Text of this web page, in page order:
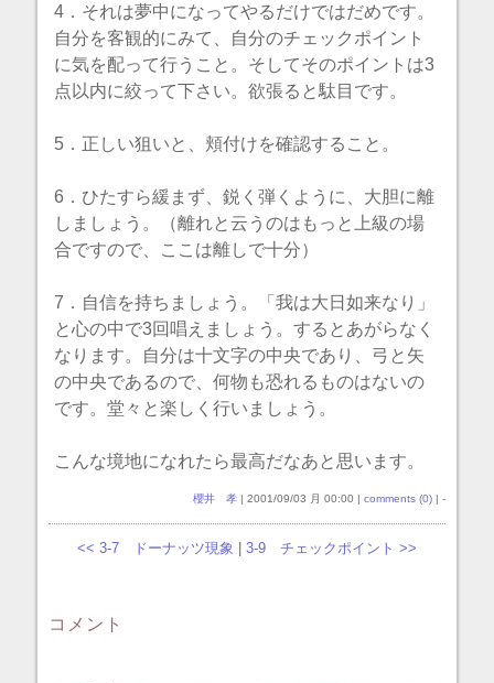
4．それは夢中になってやるだけではだめです。
自分を客観的にみて、自分のチェックポイント
に気を配って行うこと。そしてそのポイントは3
点以内に絞って下さい。欲張ると駄目です。
5．正しい狙いと、頬付けを確認すること。
6．ひたすら緩まず、鋭く弾くように、大胆に離
しましょう。（離れと云うのはもっと上級の場
合ですので、ここは離しで十分）
7．自信を持ちましょう。「我は大日如来なり」
と心の中で3回唱えましょう。するとあがらなく
なります。自分は十文字の中央であり、弓と矢
の中央であるので、何物も恐れるものはないの
です。堂々と楽しく行いましょう。
こんな境地になれたら最高だなあと思います。
櫻井 孝 | 2001/09/03 月 00:00 | comments (0) | -
<< 3-7 ドーナッツ現象 | 3-9 チェックポイント >>
コメント